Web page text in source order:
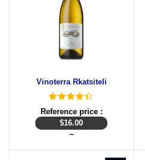
Vinoterra Rkatsiteli
Reference price :
$16.00
~